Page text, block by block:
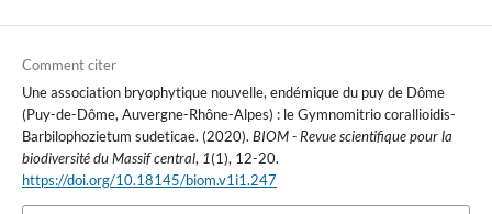
Comment citer
Une association bryophytique nouvelle, endémique du puy de Dôme
(Puy-de-Dôme, Auvergne-Rhône-Alpes) : le Gymnomitrio corallioidis-
Barbilophozietum sudeticae. (2020). BIOM - Revue scientifique pour la
biodiversité du Massif central, 1(1), 12-20.
https://doi.org/10.18145/biom.v1i1.247